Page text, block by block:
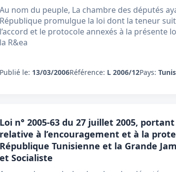
Au nom du peuple, La chambre des députés
République promulgue la loi dont la teneur
l’accord et le protocole annexés à la présente
la R&ea
Publié le: 13/03/2006Référence: L 2006/12Pays:
Loi n° 2005-63 du 27 juillet 2005,
relative à l’encouragement et à la
République Tunisienne et la Grande
et Socialiste